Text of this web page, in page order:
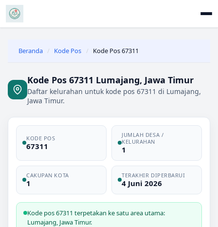
Beranda / Kode Pos / Kode Pos 67311
Kode Pos 67311 Lumajang, Jawa Timur
Daftar kelurahan untuk kode pos 67311 di Lumajang,
Jawa Timur.
KODE POS
67311
JUMLAH DESA /
KELURAHAN
1
CAKUPAN KOTA
1
TERAKHIR DIPERBARUI
4 Juni 2026
Kode pos 67311 terpetakan ke satu area utama:
Lumajang, Jawa Timur.